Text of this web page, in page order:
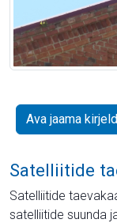
Ava jaama
Satelliitide
Satelliitide
satelliitide suunda